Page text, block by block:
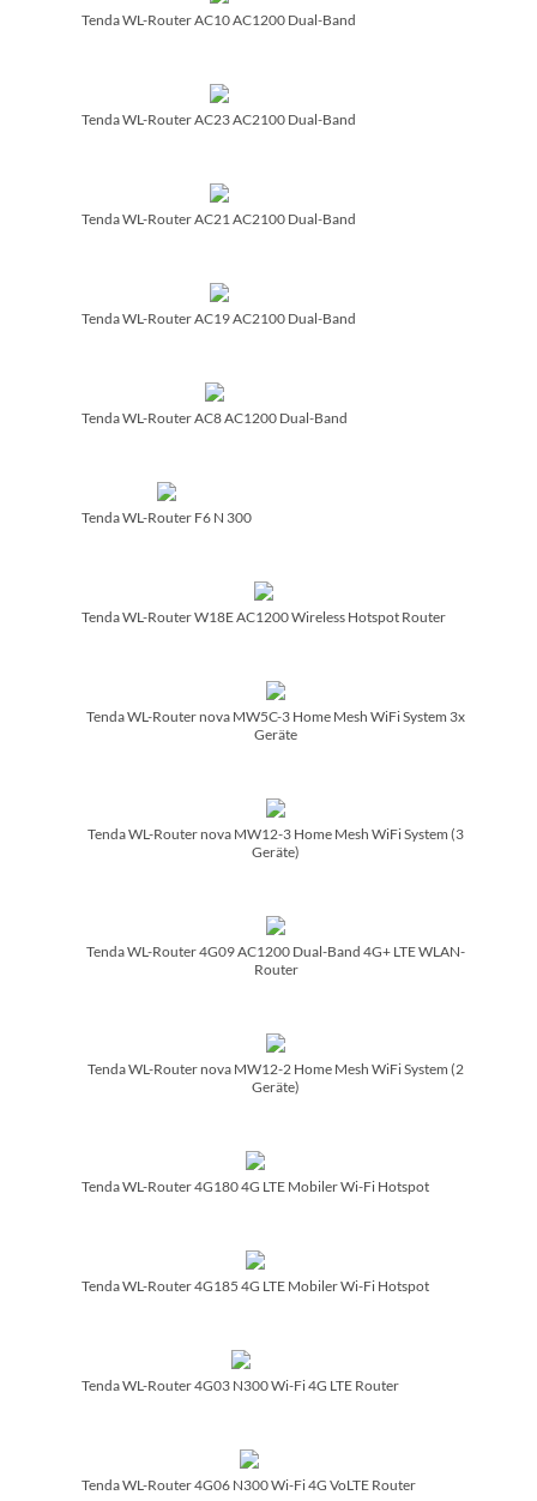
Tenda WL-Router AC10 AC1200 Dual-Band
Tenda WL-Router AC23 AC2100 Dual-Band
Tenda WL-Router AC21 AC2100 Dual-Band
Tenda WL-Router AC19 AC2100 Dual-Band
Tenda WL-Router AC8 AC1200 Dual-Band
Tenda WL-Router F6 N 300
Tenda WL-Router W18E AC1200 Wireless Hotspot Router
Tenda WL-Router nova MW5C-3 Home Mesh WiFi System 3x
Geräte
Tenda WL-Router nova MW12-3 Home Mesh WiFi System (3
Geräte)
Tenda WL-Router 4G09 AC1200 Dual-Band 4G+ LTE WLAN-
Router
Tenda WL-Router nova MW12-2 Home Mesh WiFi System (2
Geräte)
Tenda WL-Router 4G180 4G LTE Mobiler Wi-Fi Hotspot
Tenda WL-Router 4G185 4G LTE Mobiler Wi-Fi Hotspot
Tenda WL-Router 4G03 N300 Wi-Fi 4G LTE Router
Tenda WL-Router 4G06 N300 Wi-Fi 4G VoLTE Router